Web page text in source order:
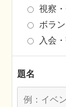
視察
ボラ
入会
題名